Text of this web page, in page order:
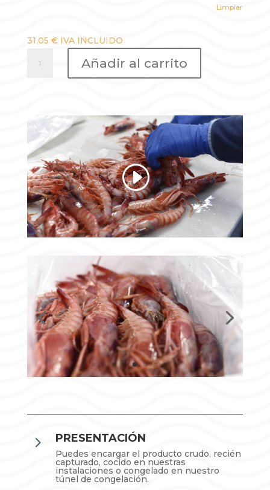
Limpiar
31,05 € IVA INCLUIDO
Roja
domicilio
cantidad
Añadir al carrito
5 PRESENTACIÓN
Puedes encargar el producto crudo, recién
capturado, cocido en nuestras
instalaciones o congelado en nuestro
túnel de congelación.